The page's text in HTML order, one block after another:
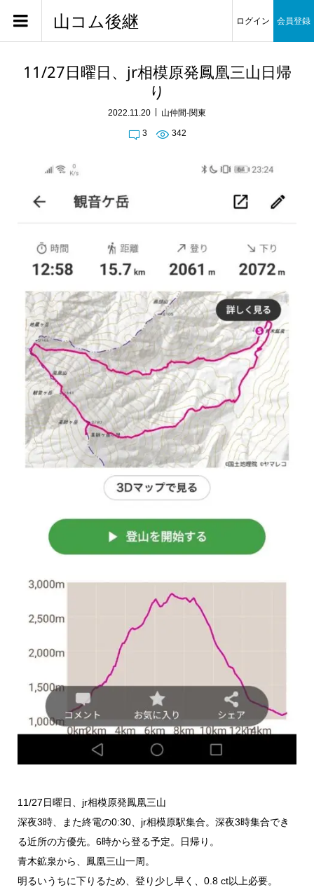
山コム後継 ログイン 会員登録
11/27日曜日、jr相模原発鳳凰三山日帰
り
2022.11.20 山仲間-関東
3 342
11/27日曜日、jr相模原発鳳凰三山
深夜3時、また終電の0:30、jr相模原駅集合。深夜3時集合でき
る近所の方優先。6時から登る予定。日帰り。
青木鉱泉から、鳳凰三山一周。
明るいうちに下りるため、登り少し早く、0.8 ct以上必要。